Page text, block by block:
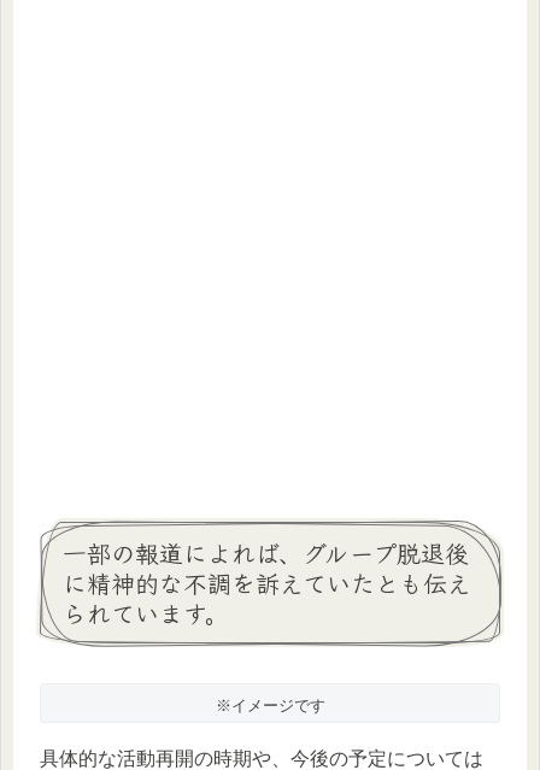
一部の報道によれば、グループ脱退後
に精神的な不調を訴えていたとも伝え
られています。
※イメージです
具体的な活動再開の時期や、今後の予定については